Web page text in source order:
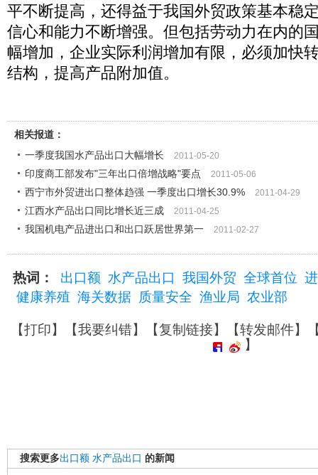
平不断提高，还得益于我国外贸政策基本稳
信心和能力不断增强。但包括劳动力在内的
幅增加，企业实际利润增加有限，必须加快
结构，提高产品附加值。
相关报道：
一季度我国水产品出口大幅增长
2011-05-20
印度商工部发布"三年出口倍增战略"要点 2011-05-06
西宁市外贸进出口整体趋强 一季度出口增长30.9% 2011-04-29
江西水产品出口同比增长近三成 2011-04-25
我国机电产品进出口和出口跃居世界第一 2011-02-27
热词： 出口额 水产品出口 我国外贸 全球首位
健康养殖 海关数据 质量安全 渔业局 农业部
【打印】【我要纠错】【复制链接】【转发邮件】
】
搜索更多出口额 水产品出口 的新闻